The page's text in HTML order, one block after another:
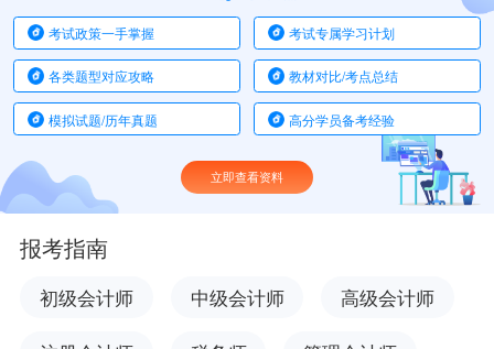
考试政策一手掌握 考试专属学习计划
各类题型对应攻略 教材对比/考点总结
模拟试题/历年真题 高分学员备考经验
立即查看资料
报考指南
初级会计师 中级会计师 高级会计师